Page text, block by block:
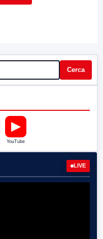
Cerca
▶
YouTube
LIVE